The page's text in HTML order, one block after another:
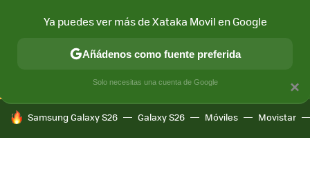
CONECTIVIDAD MÓVIL Y SOCIEDAD APLICACIONES
HOY SE HABLA DE
Samsung Galaxy S26 Galaxy S26 Móviles Movistar
×
Ya puedes ver más de Xataka Movil en Google
Añádenos como fuente preferida
Solo necesitas una cuenta de Google